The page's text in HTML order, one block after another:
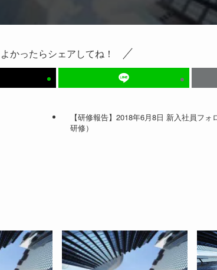
よかったらシェアしてね！
【研修報告】2018年6月8日 新入社員フ
研修）